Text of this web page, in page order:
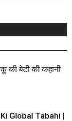
की बेटी की कहानी
Global Tabahi |